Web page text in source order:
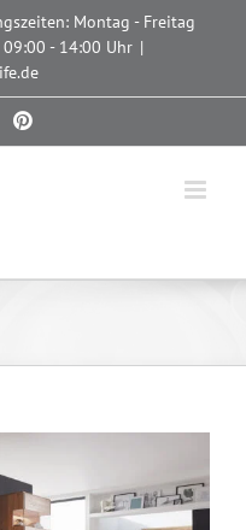
Montag - Freitag
- 14:00 Uhr |
Pinterest